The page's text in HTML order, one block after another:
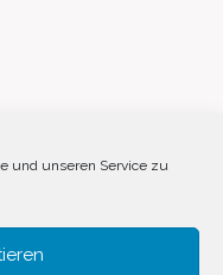
und unseren Service zu
Disclaimer